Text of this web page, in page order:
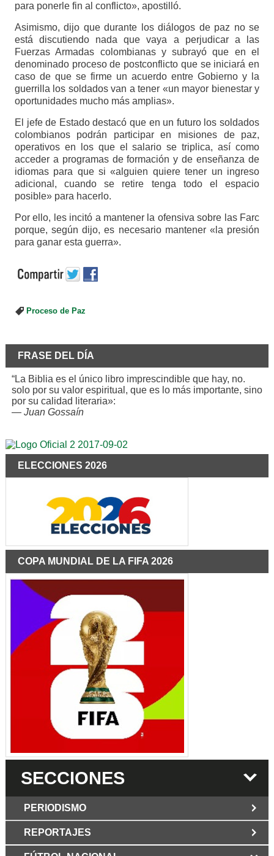
para ponerle fin al conflicto», apostilló.
Asimismo, dijo que durante los diálogos de paz no se
está discutiendo nada que vaya a perjudicar a las
Fuerzas Armadas colombianas y subrayó que en el
denominado proceso de postconflicto que se iniciará en
caso de que se firme un acuerdo entre Gobierno y la
guerrilla los soldados van a tener «un mayor bienestar y
oportunidades mucho más amplias».
El jefe de Estado destacó que en un futuro los soldados
colombianos podrán participar en misiones de paz,
operativos en los que el salario se triplica, así como
acceder a programas de formación y de enseñanza de
idiomas para que si «alguien quiere tener un ingreso
adicional, cuando se retire tenga todo el espacio
posible» para hacerlo.
Por ello, les incitó a mantener la ofensiva sobre las Farc
porque, según dijo, es necesario mantener «la presión
para ganar esta guerra».
Proceso de Paz
FRASE DEL DÍA
“La Biblia es el único libro imprescindible que hay, no.
solo por su valor espiritual, que es lo más importante, sino
por su calidad literaria»:
— Juan Gossaín
ELECCIONES 2026
COPA MUNDIAL DE LA FIFA 2026
SECCIONES
PERIODISMO
Los Periodist@s
REPORTAJES